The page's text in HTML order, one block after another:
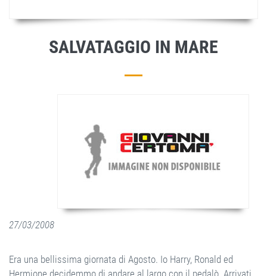
SALVATAGGIO IN MARE
27/03/2008
Era una bellissima giornata di Agosto. Io Harry, Ronald ed
Hermione decidemmo di andare al largo con il pedalò. Arrivati